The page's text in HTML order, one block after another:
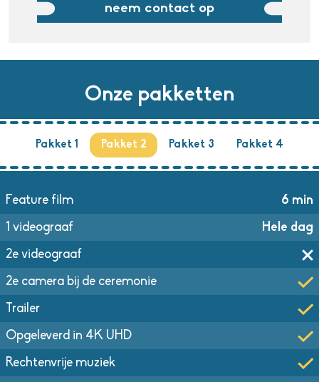
neem contact op
Onze pakketten
Pakket 1 Pakket 2 Pakket 3 Pakket 4
Feature film
6 min
1 videograaf
Hele dag
2e videograaf
2e camera bij de ceremonie
Trailer
Opgeleverd in 4K UHD
Rechtenvrije muziek